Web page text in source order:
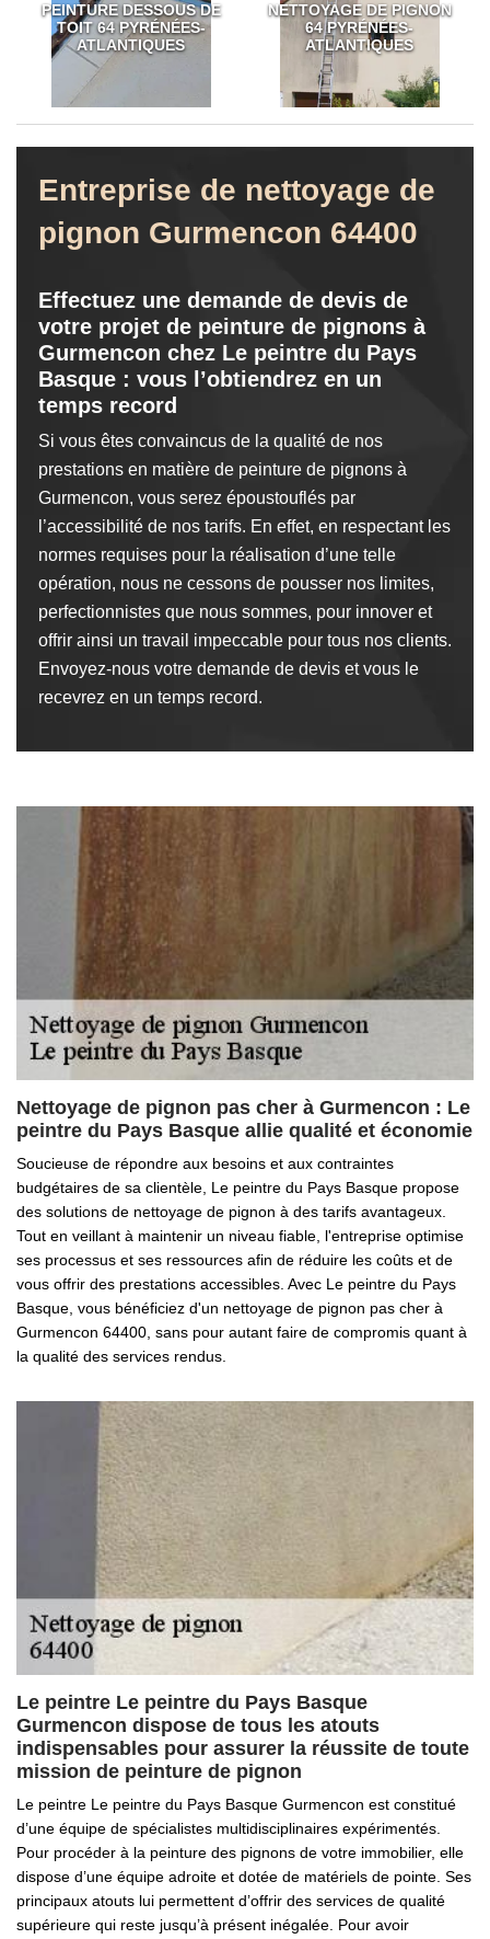
PEINTURE DESSOUS DE
TOIT 64 PYRÉNÉES-
ATLANTIQUES
NETTOYAGE DE PIGNON
64 PYRÉNÉES-
ATLANTIQUES
Entreprise de nettoyage de
pignon Gurmencon 64400
Effectuez une demande de devis de
votre projet de peinture de pignons à
Gurmencon chez Le peintre du Pays
Basque : vous l’obtiendrez en un
temps record
Si vous êtes convaincus de la qualité de nos
prestations en matière de peinture de pignons à
Gurmencon, vous serez époustouflés par
l’accessibilité de nos tarifs. En effet, en respectant les
normes requises pour la réalisation d’une telle
opération, nous ne cessons de pousser nos limites,
perfectionnistes que nous sommes, pour innover et
offrir ainsi un travail impeccable pour tous nos clients.
Envoyez-nous votre demande de devis et vous le
recevrez en un temps record.
Nettoyage de pignon pas cher à Gurmencon : Le
peintre du Pays Basque allie qualité et économie
Soucieuse de répondre aux besoins et aux contraintes
budgétaires de sa clientèle, Le peintre du Pays Basque propose
des solutions de nettoyage de pignon à des tarifs avantageux.
Tout en veillant à maintenir un niveau fiable, l'entreprise optimise
ses processus et ses ressources afin de réduire les coûts et de
vous offrir des prestations accessibles. Avec Le peintre du Pays
Basque, vous bénéficiez d'un nettoyage de pignon pas cher à
Gurmencon 64400, sans pour autant faire de compromis quant à
la qualité des services rendus.
Le peintre Le peintre du Pays Basque
Gurmencon dispose de tous les atouts
indispensables pour assurer la réussite de toute
mission de peinture de pignon
Le peintre Le peintre du Pays Basque Gurmencon est constitué
d’une équipe de spécialistes multidisciplinaires expérimentés.
Pour procéder à la peinture des pignons de votre immobilier, elle
dispose d’une équipe adroite et dotée de matériels de pointe. Ses
principaux atouts lui permettent d’offrir des services de qualité
supérieure qui reste jusqu’à présent inégalée. Pour avoir